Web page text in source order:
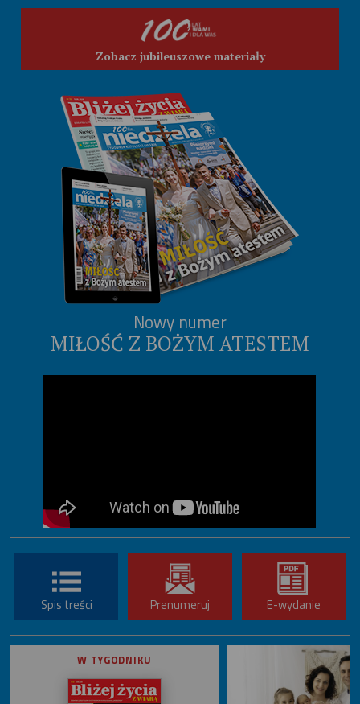
Zobacz jubileuszowe materiały
Nowy numer
MIŁOŚĆ Z BOŻYM ATESTEM
Spis treści Prenumeruj E-wydanie
W TYGODNIKU